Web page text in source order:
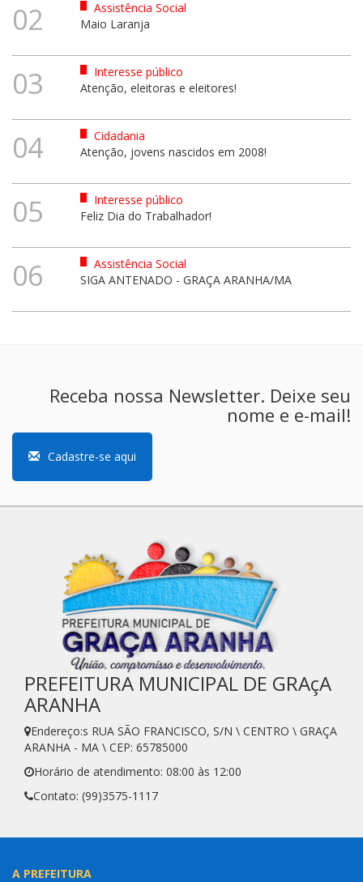
02
Assistência Social
Maio Laranja
03
Interesse público
Atenção, eleitoras e eleitores!
04
Cidadania
Atenção, jovens nascidos em 2008!
05
Interesse público
Feliz Dia do Trabalhador!
06
Assistência Social
SIGA ANTENADO - GRAÇA ARANHA/MA
Receba nossa Newsletter. Deixe seu
nome e e-mail!
Cadastre-se aqui
PREFEITURA MUNICIPAL DE GRAçA
ARANHA
Endereço:s RUA SÃO FRANCISCO, S/N \ CENTRO \ GRAÇA
ARANHA - MA \ CEP: 65785000
Horário de atendimento: 08:00 às 12:00
Contato: (99)3575-1117
A PREFEITURA